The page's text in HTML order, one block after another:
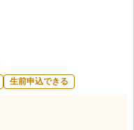
生前申込できる